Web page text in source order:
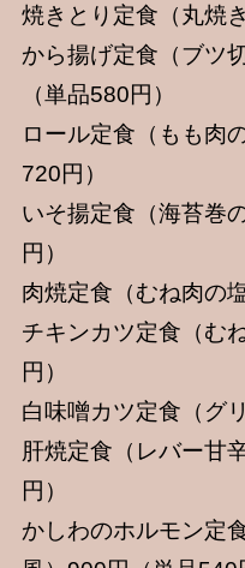
焼きとり定食（丸焼
から揚げ定食（ブツ
（単品580円）
ロール定食（もも肉
720円）
いそ揚定食（海苔巻
円）
肉焼定食（むね肉の
チキンカツ定食（む
円）
白味噌カツ定食（グ
肝焼定食（レバー甘
円）
かしわのホルモン定